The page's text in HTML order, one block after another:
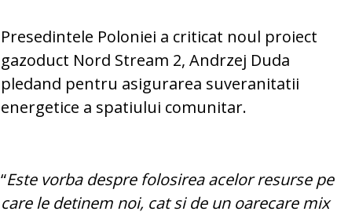
Presedintele Poloniei a criticat noul proiect
gazoduct Nord Stream 2, Andrzej Duda
pledand pentru asigurarea suveranitatii
energetice a spatiului comunitar.
“Este vorba despre folosirea acelor resurse pe
care le detinem noi, cat si de un oarecare mix